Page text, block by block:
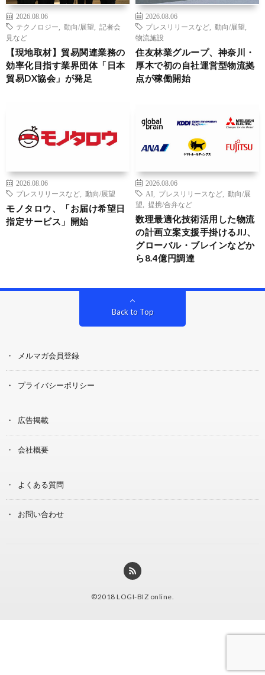
2026.08.06
テクノロジー
動向/展望
記者会
見など
【現地取材】貿易関連業務の
効率化目指す業界団体「日本
貿易DX協会」が発足
2026.08.06
プレスリリースなど
動向/展望
物流施設
住友林業グループ、神奈川・
厚木で初の自社運営型物流拠
点が稼働開始
2026.08.06
プレスリリースなど
動向/展望
モノタロウ、「お届け希望日
指定サービス」開始
2026.08.06
AI
プレスリリースなど
動向/展
望
提携/合弁など
数理最適化技術活用した物流
の計画立案支援手掛けるJIJ、
グローバル・ブレインなどか
ら8.4億円調達
Back to Top
メルマガ会員登録
プライバシーポリシー
広告掲載
会社概要
よくある質問
お問い合わせ
©2018 LOGI-BIZ online.